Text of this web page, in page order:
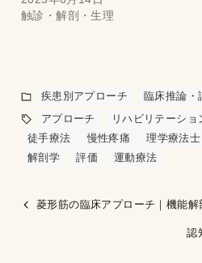
触診・解剖・生理
疾患別アプローチ 臨床推論・
アプローチ
リハビリテーショ
徒手療法
慢性疼痛 理学療法士
解剖学
評価 運動療法
菱形筋の臨床アプローチ｜機能
認